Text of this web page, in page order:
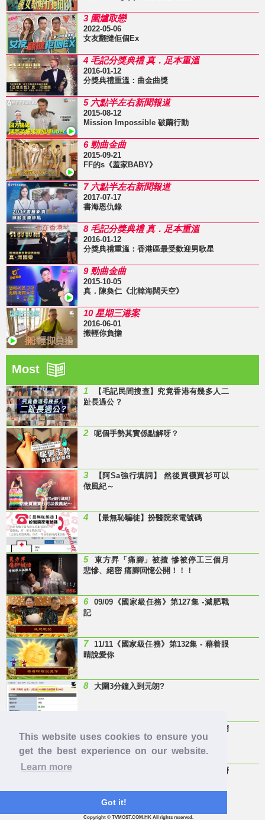
This website uses cookies to ensure you
get the best experience on our website.
Learn more
Got it!
3 圍爐取戀
2022-05-06
女友翻撻佢個Ex
4 毛記分獎典禮 真．足本重溫
2016-01-12
分獎典禮重溫：曲金曲獎
5 六點半左右新聞報道
2015-08-12
Mission Impossible 破繭行動
6 勁曲金曲
2015-09-21
FF的s《羞家BABY》
7 六點半左右新聞報道
2017-07-17
書海恩仇錄
8 毛記分獎典禮 真．足本重溫
2016-01-12
分獎典禮重溫：香港區最受歡迎男歌星
9 勁曲金曲
2015-10-05
真．陳奐仁《北韓海闊天空》
10 星期三港案
2016-06-01
搬輕你負擔
Most
1
【毛記民間搜查】究竟香港有幾多人二
趾長過公 ?
2 呢個手勢其實係點解呀？
3
【阿Sa強行填詞】 然後買襪買衫可以
做風紀～
4 【最無恥騙徒】扮醫院來電號碼
5
東方昇「痛腳」被揸 慘被停工三個月
悲慘、絕密 痛腳回憶公開！！！
6
09/09《國家級任務》第127集 -減肥戰
記
7
11/11《國家級任務》第132集 - 藉着眼
睛說愛你
8 大圍3分鐘入到元朗?
Last Minute 迎接Baby雞精班！滴雞精
邊隻好？
【童年回憶】 有冇人記得呢兩隻嘢
Copyright © TVMOST.COM.HK All rights reserved.